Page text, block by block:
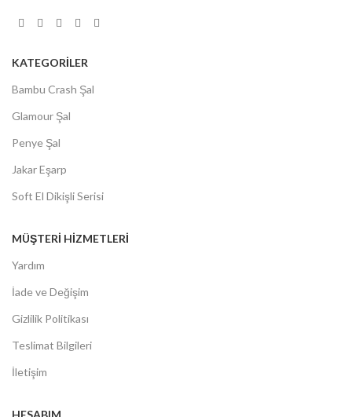
KATEGORİLER
Bambu Crash Şal
Glamour Şal
Penye Şal
Jakar Eşarp
Soft El Dikişli Serisi
MÜŞTERİ HİZMETLERİ
Yardım
İade ve Değişim
Gizlilik Politikası
Teslimat Bilgileri
İletişim
HESABIM